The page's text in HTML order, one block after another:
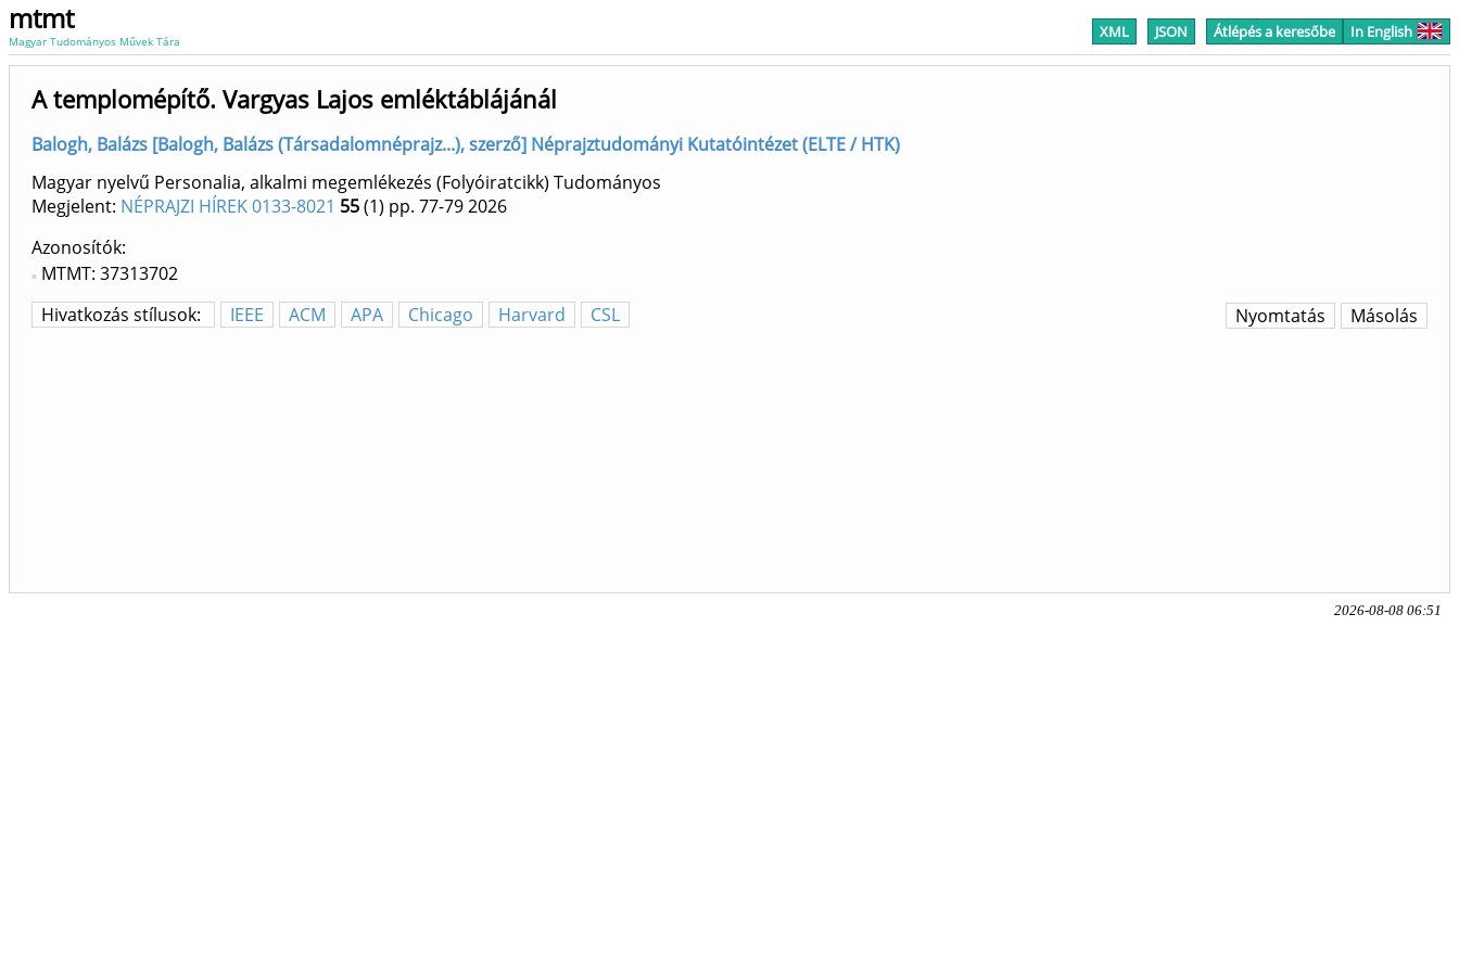
mtmt
Magyar Tudományos Művek Tára XML JSON Átlépés a keresőbe In English
A templomépítő. Vargyas Lajos emléktáblájánál
Balogh, Balázs [Balogh, Balázs (Társadalomnéprajz...), szerző] Néprajztudományi Kutatóintézet (ELTE / HTK)
Magyar nyelvű Personalia, alkalmi megemlékezés (Folyóiratcikk) Tudományos
Megjelent: NÉPRAJZI HÍREK 0133-8021 55(1) pp. 77-792026
Azonosítók
MTMT: 37313702
Hivatkozás stílusok:
IEEE ACM APA Chicago Harvard CSL Másolás
Nyomtatás
2026-08-08 06:51